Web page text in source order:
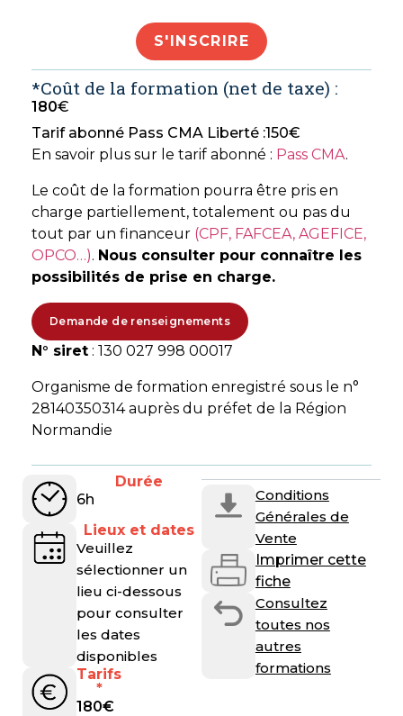
S'INSCRIRE
*Coût de la formation (net de taxe) :
180€
Tarif abonné Pass CMA Liberté :150€
En savoir plus sur le tarif abonné : Pass CMA.
Le coût de la formation pourra être pris en
charge partiellement, totalement ou pas du
tout par un financeur (CPF, FAFCEA, AGEFICE,
OPCO…). Nous consulter pour connaître les
possibilités de prise en charge.
Demande de renseignements
N° siret : 130 027 998 00017
Organisme de formation enregistré sous le n°
28140350314 auprès du préfet de la Région
Normandie
Durée
6h
Lieux et dates
Veuillez
sélectionner un
lieu ci-dessous
pour consulter
les dates
disponibles
Tarifs
*
180€
Conditions
Générales de
Vente
Imprimer cette
fiche
Consultez
toutes nos
autres
formations